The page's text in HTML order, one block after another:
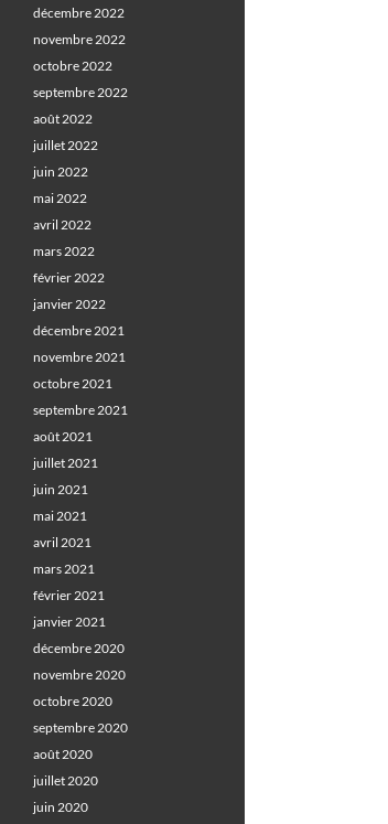
décembre 2022
novembre 2022
octobre 2022
septembre 2022
août 2022
juillet 2022
juin 2022
mai 2022
avril 2022
mars 2022
février 2022
janvier 2022
décembre 2021
novembre 2021
octobre 2021
septembre 2021
août 2021
juillet 2021
juin 2021
mai 2021
avril 2021
mars 2021
février 2021
janvier 2021
décembre 2020
novembre 2020
octobre 2020
septembre 2020
août 2020
juillet 2020
juin 2020